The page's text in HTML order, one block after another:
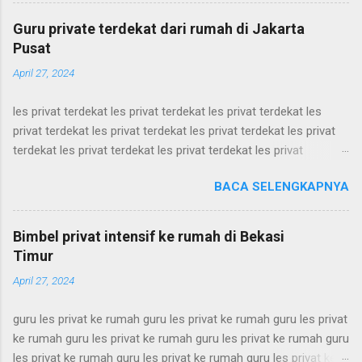
mtalkblog, mtalkblog, mtalkblog, mtalkblog, mtalkblog,
mtalkblog, mtalkblog, mtalkblog, mtalkblog, mtalkblog,
mtalkblog, mtalkblog, mtalkblog, mtalkblog, mtalkblog,
mtalkblog, mtalkblog, mtalkblog, mtalkblog, mtalkblog,
mtalkblog, mtalkblog, mtalkblog, mtalkblog, mtalkblog,
mtalkblog, mtalkblog, mtalkblog, mtalkblog, mtalkblog,
Guru private terdekat dari rumah di Jakarta
Pusat
April 27, 2024
les privat terdekat les privat terdekat les privat terdekat les
privat terdekat les privat terdekat les privat terdekat les privat
terdekat les privat terdekat les privat terdekat les privat
terdekat les privat terdekat les privat terdekat les privat
terdekat les privat terdekat les privat terdekat les privat
terdekat les privat terdekat les privat terdekat les privat
terdekat les privat terdekat les privat terdekat les privat
terdekat les privat terdekat les privat terdekat les privat
terdekat les privat terdekat les privat terdekat les privat
terdekat les privat terdekat les privat terdekat les privat
BACA SELENGKAPNYA
Bimbel privat intensif ke rumah di Bekasi
Timur
April 27, 2024
guru les privat ke rumah guru les privat ke rumah guru les privat
ke rumah guru les privat ke rumah guru les privat ke rumah guru
les privat ke rumah guru les privat ke rumah guru les privat ke